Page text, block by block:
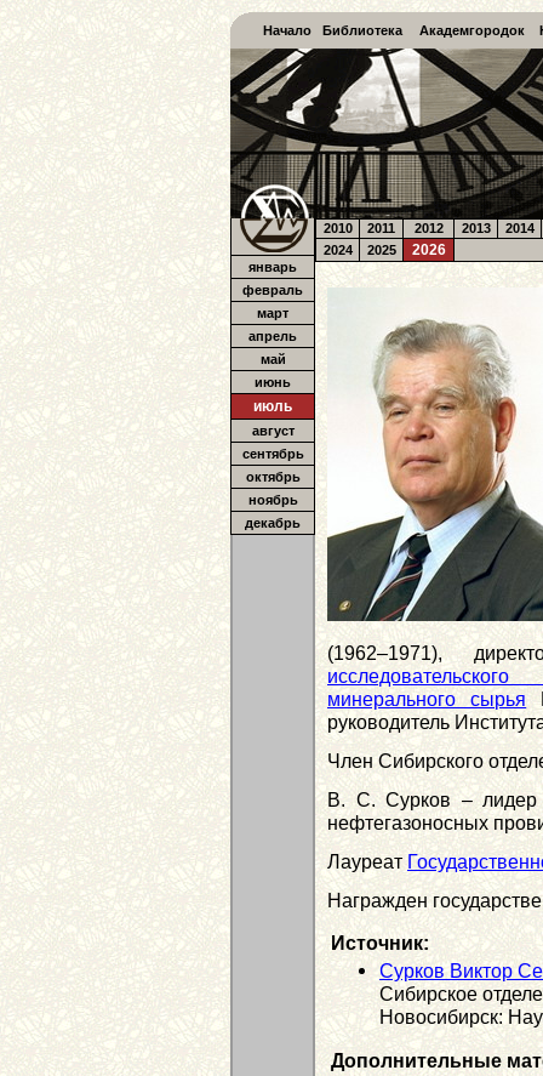
Начало Библиотека Академгородок
январь
февраль
март
апрель
май
июнь
июль
август
сентябрь
октябрь
ноябрь
декабрь
2010 2011 2012 2013
2014
2024
2025 2026
(1962–1971),
минерального сырья
руководитель
Член Сибирского
В. С. Сурков – лидер
нефтегазоносных
Лауреат
Награжден
Источник:
Сурков Виктор
Сибирское
Новосибирск:
Дополнительные